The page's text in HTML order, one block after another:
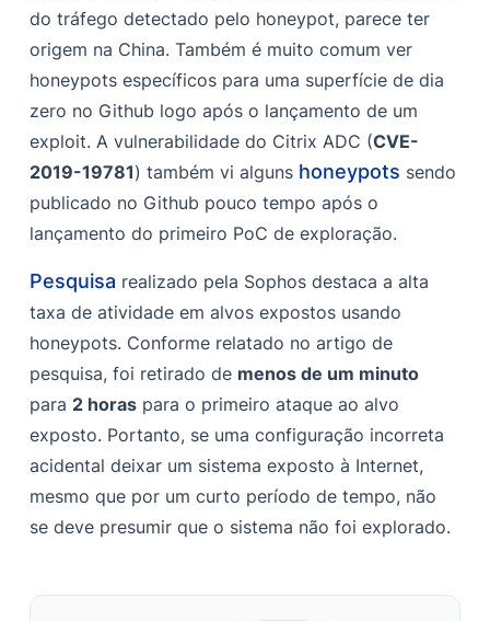
do tráfego detectado pelo honeypot, parece ter
origem na China. Também é muito comum ver
honeypots específicos para uma superfície de dia
zero no Github logo após o lançamento de um
exploit. A vulnerabilidade do Citrix ADC (CVE-
2019-19781) também vi alguns honeypots sendo
publicado no Github pouco tempo após o
lançamento do primeiro PoC de exploração.
Pesquisa realizado pela Sophos destaca a alta
taxa de atividade em alvos expostos usando
honeypots. Conforme relatado no artigo de
pesquisa, foi retirado de menos de um minuto
para 2 horas para o primeiro ataque ao alvo
exposto. Portanto, se uma configuração incorreta
acidental deixar um sistema exposto à Internet,
mesmo que por um curto período de tempo, não
se deve presumir que o sistema não foi explorado.